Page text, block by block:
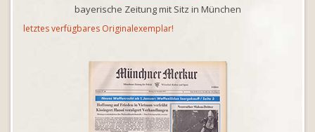
bayerische Zeitung mit Sitz in München
letztes verfügbares Originalexemplar!